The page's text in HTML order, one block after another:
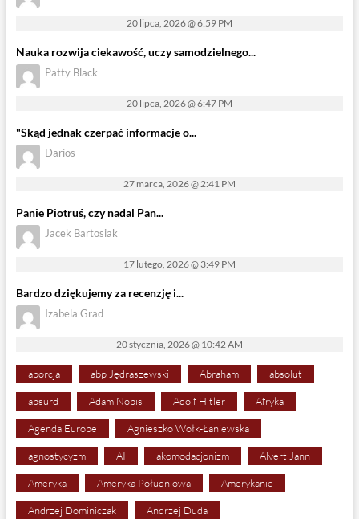
20 lipca, 2026 @ 6:59 PM
Nauka rozwija ciekawość, uczy samodzielnego...
Patty Black
20 lipca, 2026 @ 6:47 PM
"Skąd jednak czerpać informacje o...
Darios
27 marca, 2026 @ 2:41 PM
Panie Piotruś, czy nadal Pan...
Jacek Bartosiak
17 lutego, 2026 @ 3:49 PM
Bardzo dziękujemy za recenzję i...
Izabela Grad
20 stycznia, 2026 @ 10:42 AM
aborcja abp Jędraszewski Abraham absolut
absurd Adam Nobis Adolf Hitler Afryka
Agenda Europe Agnieszko Wołk-Łaniewska
agnostycyzm AI akomodacjonizm Alvert Jann
Ameryka Ameryka Południowa Amerykanie
Andrzej Dominiczak Andrzej Duda